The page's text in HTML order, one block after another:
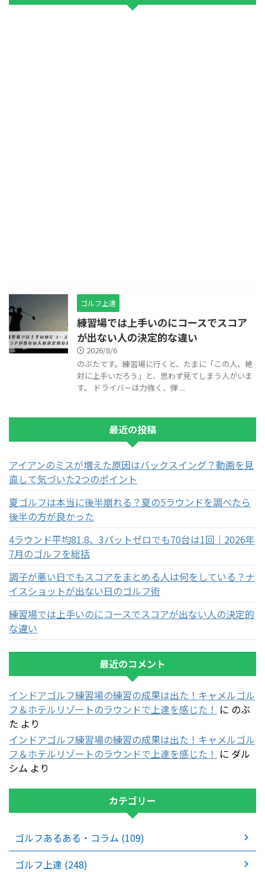
ゴルフ上達
練習場では上手いのにコースでスコア
が出ない人の決定的な違い
2026/8/6
のぶたです。練習場に行くと、たまに「この人、絶
対に上手いだろう」と、思わず見てしまう人がいま
す。 ドライバーは力強く、弾 ...
最近の投稿
アイアンのミスが増えた原因はバックスイング？動画を見
直して気づいた2つのポイント
夏ゴルフは本当に後半崩れる？夏の5ラウンドを調べたら
後半の方が良かった
4ラウンド平均81.8、3パットゼロでも70台は1回｜2026年
7月のゴルフを総括
調子が悪い日でもスコアをまとめる人は何をしている？ナ
イスショットが出ない日のゴルフ術
練習場では上手いのにコースでスコアが出ない人の決定的
な違い
最近のコメント
インドアゴルフ練習場の練習の成果は出た！キャメルゴル
フ＆ホテルリゾートのラウンドで上達を感じた！ に のぶ
た より
インドアゴルフ練習場の練習の成果は出た！キャメルゴル
フ＆ホテルリゾートのラウンドで上達を感じた！ に ダル
シム より
カテゴリー
ゴルフあるある・コラム (109)
ゴルフ上達 (248)